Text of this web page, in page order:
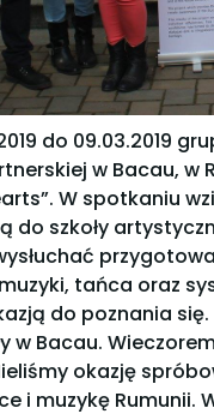
do 09.03.2019
w Bacau, w
W spotkaniu
do szkoły
tańca oraz
do poznania
w Bacau.
okazję
i muzykę Rumunii.